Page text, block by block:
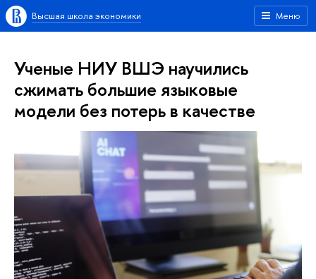
Меню
Высшая школа экономики
Ученые НИУ ВШЭ научились
сжимать большие языковые
модели без потерь в качестве